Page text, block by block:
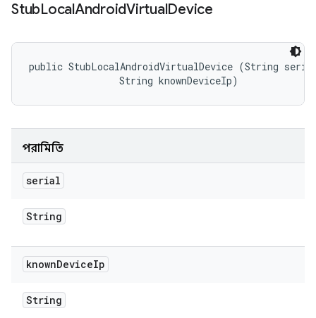
StubLocalAndroidVirtualDevice
public StubLocalAndroidVirtualDevice (String
                String knownDeviceIp)
পরামিতি
serial
String
knownDeviceIp
String